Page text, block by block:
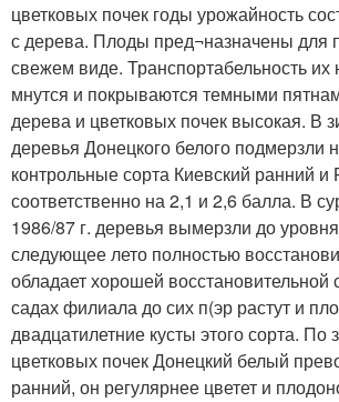
цветковых почек годы урожайность
с дерева. Плоды пред¬назначены для
свежем виде. Транспортабельность их
мнутся и покрываются темными
дерева и цветковых почек высокая. В
деревья Донецкого белого подмерзли
контрольные сорта Киевский ранний и
соответственно на 2,1 и 2,6 балла. В
1986/87 г. деревья вымерзли до
следующее лето полностью
обладает хорошей восстановительной
садах филиала до сих п(эр растут и
двадцатилетние кусты этого сорта. По
цветковых почек Донецкий белый
ранний, он регулярнее цветет и